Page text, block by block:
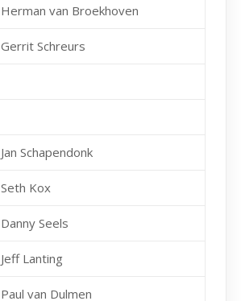
Herman van Broekhoven
Gerrit Schreurs
Jan Schapendonk
Seth Kox
Danny Seels
Jeff Lanting
Paul van Dulmen